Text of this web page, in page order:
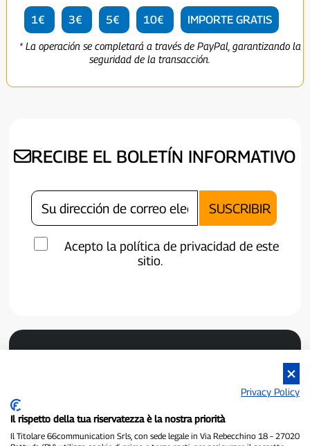
1€ 3€ 5€ 10€ IMPORTE GRATIS
* La operación se completará a través de PayPal, garantizando la
seguridad de la transacción.
RECIBE EL BOLETÍN INFORMATIVO
Acepto la política de privacidad de este
sitio.
P300.it es un periódico independiente.
Privacy Policy
Il rispetto della tua riservatezza è la nostra priorità
Il Titolare 66communication Srls, con sede legale in Via Rebecchino 18 – 27020